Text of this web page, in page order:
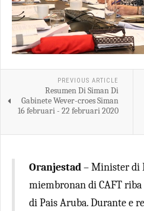
PREVIOUS ARTICLE
Resumen Di Siman Di
Gabinete Wever-croes Siman
16 februari - 22 februari 2020
Oranjestad– Minister di
miembronan di CAFT
di Pais Aruba. Durante e